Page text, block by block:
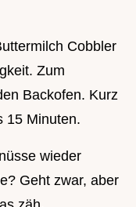
Cobbler
Zum
Backofen. Kurz
15 Minuten.
wieder
Geht zwar, aber